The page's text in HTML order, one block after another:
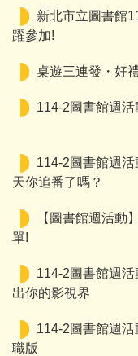
新北市立圖書館
躍參加!
桌遊三連發・好
114-2圖書館週
114-2圖書館週
天你追番了嗎？
【圖書館週活動
單!
114-2圖書館週
出你的影視界
114-2圖書館週
職版